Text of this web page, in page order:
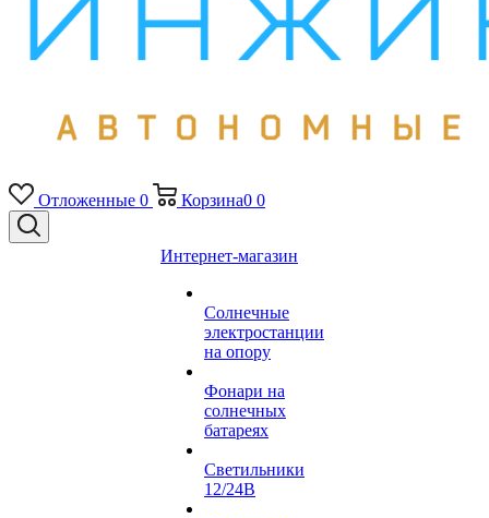
Отложенные 0 Корзина0 0
Интернет-магазин
Солнечные
электростанции
на опору
Фонари на
солнечных
батареях
Светильники
12/24В